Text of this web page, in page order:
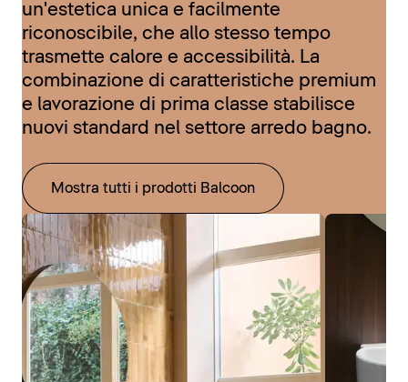
un'estetica unica e facilmente
riconoscibile, che allo stesso tempo
trasmette calore e accessibilità. La
combinazione di caratteristiche premium
e lavorazione di prima classe stabilisce
nuovi standard nel settore arredo bagno.
Mostra tutti i prodotti Balcoon